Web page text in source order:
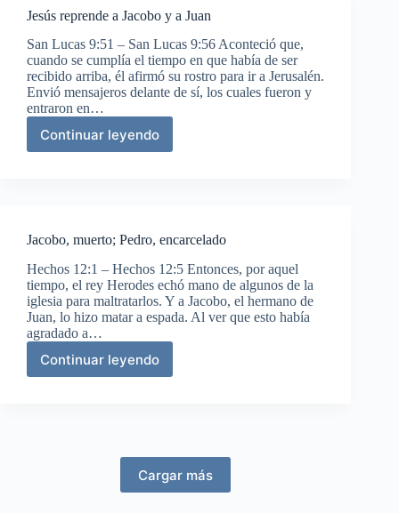
Jesús reprende a Jacobo y a Juan
San Lucas 9:51 – San Lucas 9:56 Aconteció que,
cuando se cumplía el tiempo en que había de ser
recibido arriba, él afirmó su rostro para ir a Jerusalén.
Envió mensajeros delante de sí, los cuales fueron y
entraron en…
Continuar leyendo
Jesús
Juan
Jacobo, muerto; Pedro, encarcelado
Hechos 12:1 – Hechos 12:5 Entonces, por aquel
tiempo, el rey Herodes echó mano de algunos de la
iglesia para maltratarlos. Y a Jacobo, el hermano de
Juan, lo hizo matar a espada. Al ver que esto había
agradado a…
Continuar leyendo
Jacobo,
Cargar más